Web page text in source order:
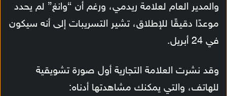
والمدير العام لعلامة ريدمي، ورغم أن “وانغ” لم يحدد
موعدًا دقيقًا للإطلاق، تشير التسريبات إلى أنه سيكون
في 24 أبريل.
وقد نشرت العلامة التجارية أول صورة تشويقية
للهاتف، والتي يمكنك مشاهدتها أدناه: